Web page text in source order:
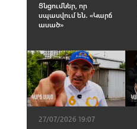
Ցնցումներ, որ
սպասվում են․ «Կարճ
ասած»
27/07/2026 19:07